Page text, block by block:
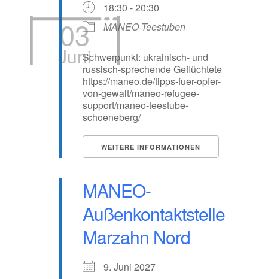
03
Juni
18:30 - 20:30
MANEO-Teestuben
Schwerpunkt: ukrainisch- und
russisch-sprechende Geflüchtete
https://maneo.de/tipps-fuer-opfer-
von-gewalt/maneo-refugee-
support/maneo-teestube-
schoeneberg/
WEITERE INFORMATIONEN
MANEO-
Außenkontaktstelle
Marzahn Nord
9. Juni 2027